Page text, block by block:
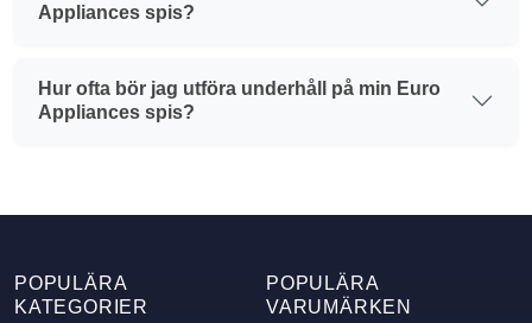
Appliances spis?
Hur ofta bör jag utföra underhåll på min Euro
Appliances spis?
POPULÄRA
KATEGORIER
POPULÄRA
VARUMÄRKEN